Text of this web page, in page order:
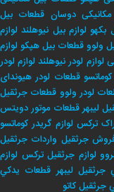
دوسان قطعات بیل
بکهو لوازم بیل نیوهلند لوازم
ولووقطعات بیل هپکو لوازم
لوازم لودر نیوهلند لوازم لودر
قطعات لودر هیوندای
لودر ولوو قطعات جرثقیل
لیبهرقطعات موتور دویتس
ترکس لوازم گریدر کوماتسو
جرثقيل واردات جرثقيل
لوازم جرثقيل تركس لوازم
ليبهر قطعات يدكي
كاتو